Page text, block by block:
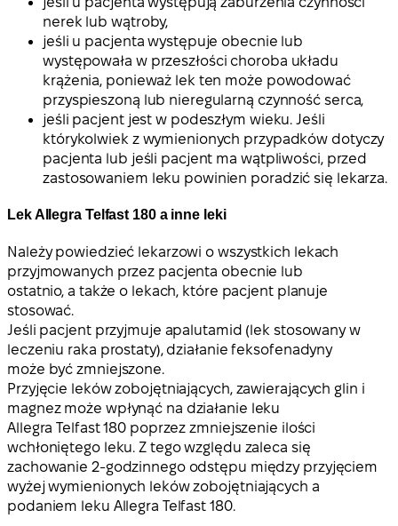
nerek lub wątroby,
jeśli u pacjenta występuje obecnie lub
występowała w przeszłości choroba układu
krążenia, ponieważ lek ten może powodować
przyspieszoną lub nieregularną czynność serca,
jeśli pacjent jest w podeszłym wieku. Jeśli
którykolwiek z wymienionych przypadków dotyczy
pacjenta lub jeśli pacjent ma wątpliwości, przed
zastosowaniem leku powinien poradzić się lekarza.
Lek Allegra Telfast 180 a inne leki
Należy powiedzieć lekarzowi o wszystkich lekach
przyjmowanych przez pacjenta obecnie lub
ostatnio, a także o lekach, które pacjent planuje
stosować.
Jeśli pacjent przyjmuje apalutamid (lek stosowany w
leczeniu raka prostaty), działanie feksofenadyny
może być zmniejszone.
Przyjęcie leków zobojętniających, zawierających glin i
magnez może wpłynąć na działanie leku
Allegra Telfast 180 poprzez zmniejszenie ilości
wchłoniętego leku. Z tego względu zaleca się
zachowanie 2-godzinnego odstępu między przyjęciem
wyżej wymienionych leków zobojętniających a
podaniem leku Allegra Telfast 180.